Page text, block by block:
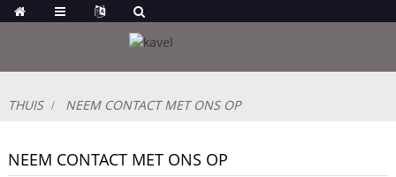
THUIS NEEM CONTACT MET ONS OP
NEEM CONTACT MET ONS OP